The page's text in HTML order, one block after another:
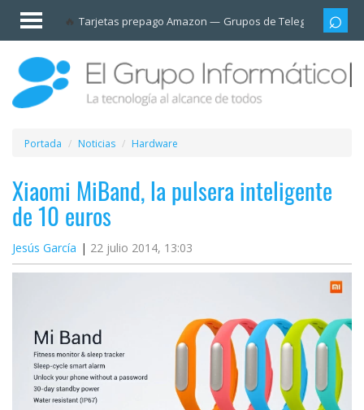
Tarjetas prepago Amazon Grupos de Telegram
Invitado
Iniciar
sesión /
Registrarse
Esenciales
Móviles
Ofertas
Apps
Redes
Plataformas
streaming
Portada Noticias Hardware
Xiaomi MiBand, la pulsera inteligente
de 10 euros
Jesús García 22 julio 2014, 13:03